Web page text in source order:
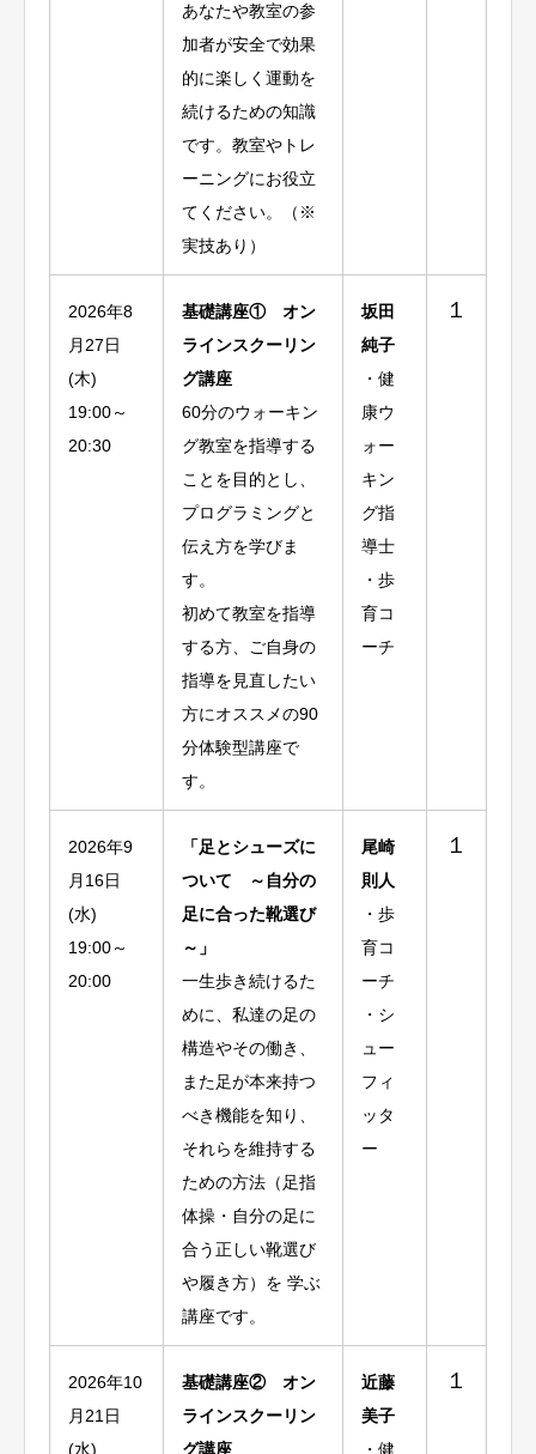
あなたや教室の参
加者が安全で効果
的に楽しく運動を
続けるための知識
です。教室やトレ
ーニングにお役立
てください。（※
実技あり）
2026年8
月27日
(木)
19:00～
20:30
基礎講座① オン
ラインスクーリン
グ講座
60分のウォーキン
グ教室を指導する
ことを目的とし、
プログラミングと
伝え方を学びま
す。
初めて教室を指導
する方、ご自身の
指導を見直したい
方にオススメの90
分体験型講座で
す。
坂田
純子
・健
康ウ
ォー
キン
グ指
導士
・歩
育コ
ーチ
１
2026年9
月16日
(水)
19:00～
20:00
「足とシューズに
ついて ～自分の
足に合った靴選び
～」
一生歩き続けるた
めに、私達の足の
構造やその働き、
また足が本来持つ
べき機能を知り、
それらを維持する
ための方法（足指
体操・自分の足に
合う正しい靴選び
や履き方）を 学ぶ
講座です。
尾崎
則人
・歩
育コ
ーチ
・シ
ュー
フィ
ッタ
ー
１
2026年10
月21日
(水)
基礎講座② オン
ラインスクーリン
グ講座
近藤
美子
・健
１